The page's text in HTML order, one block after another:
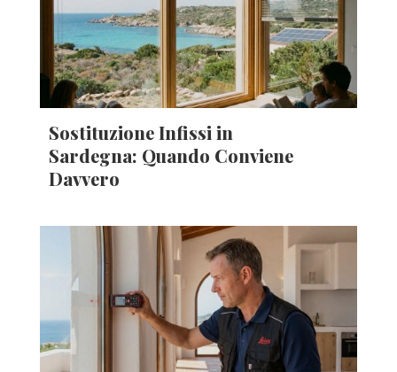
Sostituzione Infissi in
Sardegna: Quando Conviene
Davvero